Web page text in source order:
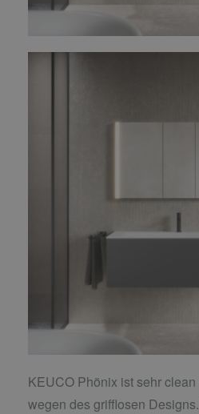
KEUCO Phönix ist sehr
wegen des grifflosen